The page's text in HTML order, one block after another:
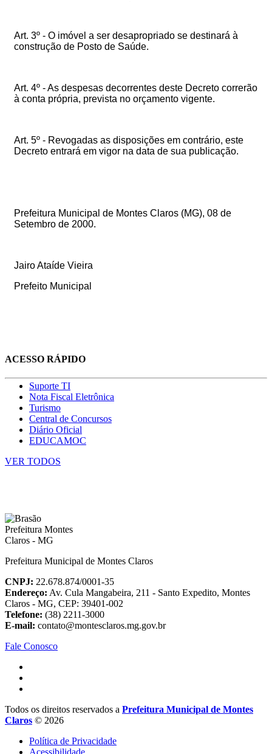
Art. 3º - O imóvel a ser desapropriado se destinará à
construção de Posto de Saúde.
Art. 4º -As despesas decorrentes deste Decreto correrão
à conta própria, prevista no orçamento vigente.
Art. 5º - Revogadas as disposições em contrário, este
Decreto entrará em vigor na data de sua publicação.
Prefeitura Municipal de Montes Claros (MG), 08 de
Setembro de 2000.
Jairo Ataíde Vieira
Prefeito Municipal
ACESSO RÁPIDO
Suporte TI
Nota Fiscal Eletrônica
Turismo
Central de Concursos
Diário Oficial
EDUCAMOC
VER TODOS
Prefeitura Municipal de Montes Claros
CNPJ: 22.678.874/0001-35
Endereço: Av. Cula Mangabeira, 211 - Santo Expedito, Montes
Claros - MG, CEP: 39401-002
Telefone: (38) 2211-3000
E-mail: contato@montesclaros.mg.gov.br
Fale Conosco
Todos os direitos reservados a Prefeitura Municipal de Montes
Claros © 2026
Política de Privacidade